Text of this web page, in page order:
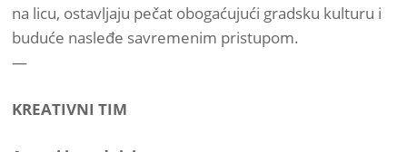
na licu, ostavljaju pečat obogaćujući gradsku kulturu i
buduće nasleđe savremenim pristupom.
—
KREATIVNI TIM